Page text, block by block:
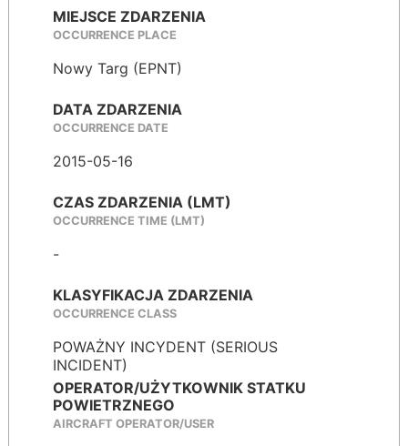
MIEJSCE ZDARZENIA
OCCURRENCE PLACE
Nowy Targ (EPNT)
DATA ZDARZENIA
OCCURRENCE DATE
2015-05-16
CZAS ZDARZENIA (LMT)
OCCURRENCE TIME (LMT)
-
KLASYFIKACJA ZDARZENIA
OCCURRENCE CLASS
POWAŻNY INCYDENT (SERIOUS
INCIDENT)
OPERATOR/UŻYTKOWNIK STATKU
POWIETRZNEGO
AIRCRAFT OPERATOR/USER